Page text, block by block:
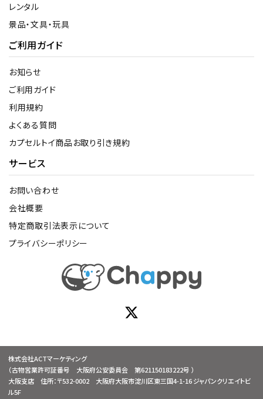
レンタル
景品・文具・玩具
ご利用ガイド
お知らせ
ご利用ガイド
利用規約
よくある質問
カプセルトイ商品お取り引き規約
サービス
お問い合わせ
会社概要
特定商取引法表示について
プライバシーポリシー
株式会社ACTマーケティング
（古物営業許可証番号 大阪府公安委員会 第621150183222号 ）
大阪支店 住所：〒532-0002 大阪府大阪市淀川区東三国4-1-16 ジャパンクリエイトビ
ル5F